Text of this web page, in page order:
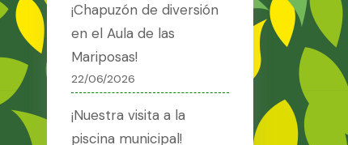
¡Chapuzón de diversión
en el Aula de las
Mariposas!
22/06/2026
¡Nuestra visita a la
piscina municipal!